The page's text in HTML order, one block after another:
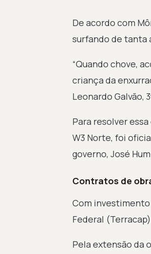
De acordo com
surfando de tanta
“Quando chove,
criança da
Leonardo Galvão,
Para resolver
W3 Norte, foi
governo, José
Contratos de
Com investimento
Federal
Pela extensão da